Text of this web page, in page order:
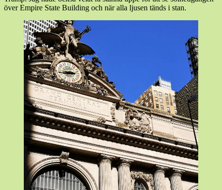
över Empire State Building och när alla ljusen tänds i stan.